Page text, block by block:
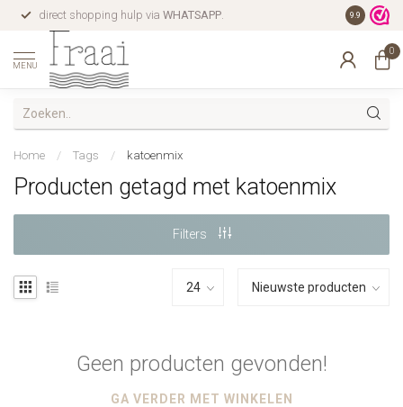
direct shopping hulp via WHATSAPP. gratis
9.9
MENU
0
Home / Tags / katoenmix
Producten getagd met katoenmix
Filters
Geen producten gevonden!
GA VERDER MET WINKELEN